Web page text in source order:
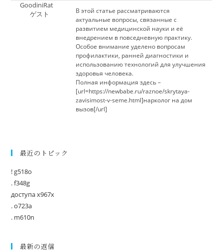
GoodiniRat
ゲスト
В этой статье рассматриваются
актуальные вопросы, связанные с
развитием медицинской науки и её
внедрением в повседневную практику.
Особое внимание уделено вопросам
профилактики, ранней диагностики и
использованию технологий для улучшения
здоровья человека.
Полная информация здесь –
[url=https://newbabe.ru/raznoe/skrytaya-
zavisimost-v-seme.html]нарколог на дом
вызов[/url]
最近のトピック
! g518o
. f348g
доступа x967x
. o723a
. m610n
最新の返信